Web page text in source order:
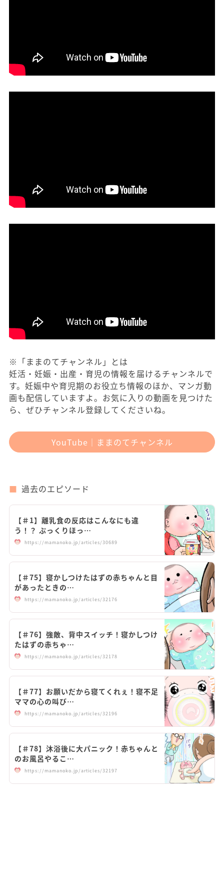
※「ままのてチャンネル」とは
妊活・妊娠・出産・育児の情報を届けるチャンネルで
す。妊娠中や育児期のお役立ち情報のほか、マンガ動
画も配信していますよ。お気に入りの動画を見つけた
ら、ぜひチャンネル登録してくださいね。
YouTube｜ままのてチャンネル
過去のエピソード
【＃1】離乳食の反応はこんなにも違
う！？ ぷっくりほっ…
https://mamanoko.jp/articles/30689
【＃75】寝かしつけたはずの赤ちゃんと目
があったときの…
https://mamanoko.jp/articles/32176
【＃76】強敵、背中スイッチ！寝かしつけ
たはずの赤ちゃ…
https://mamanoko.jp/articles/32178
【＃77】お願いだから寝てくれぇ！寝不足
ママの心の叫び…
https://mamanoko.jp/articles/32196
【＃78】沐浴後に大パニック！赤ちゃんと
のお風呂やるこ…
https://mamanoko.jp/articles/32197